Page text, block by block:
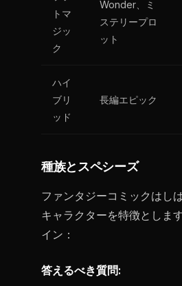
トマ
ジッ
ク
Wonder、ミ
ステリープロ
ット
ハイ
ブリ
ッド
長編エピック
種族とスペシーズ
ファンタジーコミックはし
キャラクターを特徴としま
イン：
答えるべき質問: